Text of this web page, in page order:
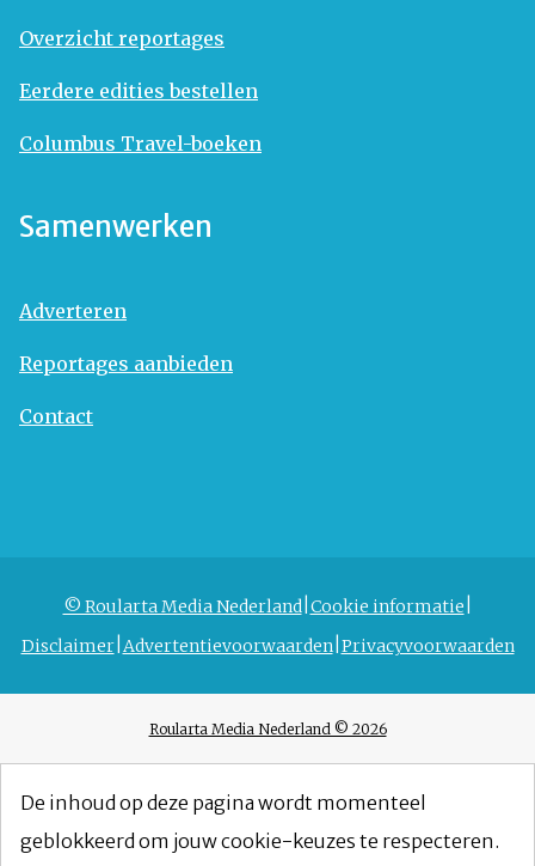
Overzicht reportages
Eerdere edities bestellen
Columbus Travel-boeken
Samenwerken
Adverteren
Reportages aanbieden
Contact
© Roularta Media Nederland Cookie informatie
Disclaimer Advertentievoorwaarden Privacyvoorwaarden
Roularta Media Nederland © 2026
De inhoud op deze pagina wordt momenteel
geblokkeerd om jouw cookie-keuzes te respecteren.